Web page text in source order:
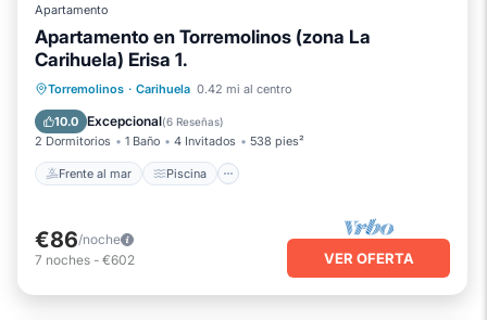
Apartamento
Apartamento en Torremolinos (zona La
Carihuela) Erisa 1.
Torremolinos · Carihuela 0.42 mi al centro
10.0 Excepcional(6 Reseñas)
2 Dormitorios 1 Baño 4 Invitados 538 pies²
Frente al mar Piscina
Frente al mar Piscina
Balcón/Terraza
€86/noche
7 noches - €602 VER OFERTA